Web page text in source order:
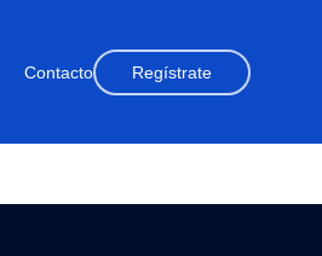
Contacto Regístrate